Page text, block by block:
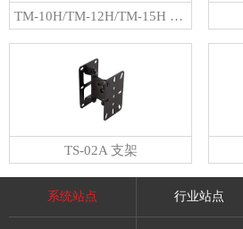
TM-10H/TM-12H/TM-15H 音箱
TS-02A 支架
系统站点 行业站点